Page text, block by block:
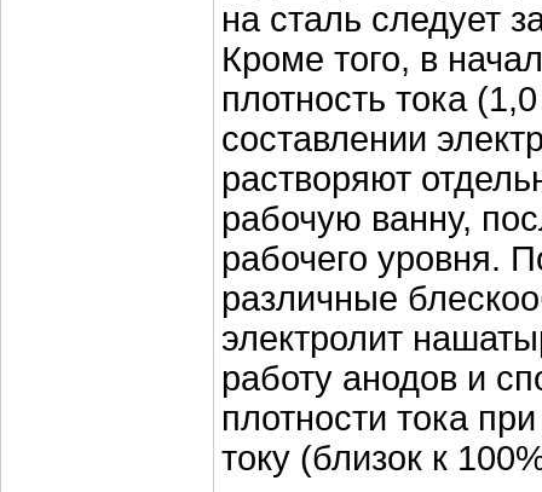
на сталь следует
Кроме того, в
плотность тока
составлении
растворяют
рабочую ванну,
рабочего уровня.
различные
электролит
работу анодов и
плотности тока
току (близок к